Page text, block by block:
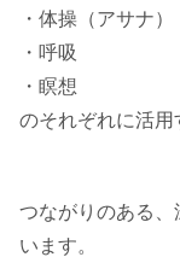
・体操（アサナ）
・呼吸
・瞑想
のそれぞれに活用
つながりのある
います。